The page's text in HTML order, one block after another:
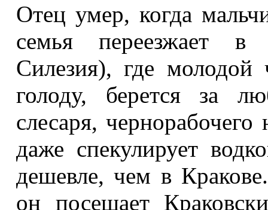
Отец умер, когда
семья переезжает в
Силезия), где молодой
голоду, берется за
слесаря,
даже спекулирует
дешевле, чем в
он посещает